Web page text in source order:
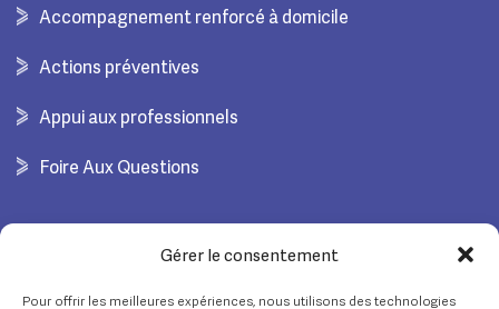
Gérer le consentement
Pour offrir les meilleures expériences, nous utilisons des technologies
Accompagnement renforcé à domicile
Actions préventives
Appui aux professionnels
Foire Aux Questions
COORDONNÉES